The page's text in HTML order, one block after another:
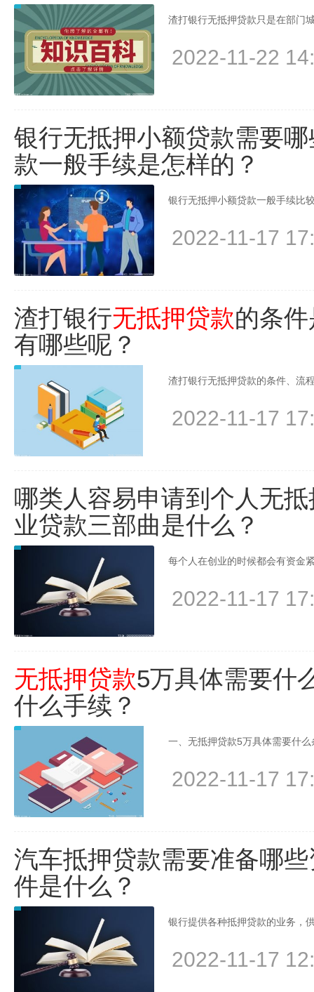
渣打银行无抵押贷款只是在部门
2022-11-22
银行无抵押小额贷款需要
款一般手续是怎样的？
银行无抵押小额贷款一般手续比
2022-11-17
渣打银行无抵押贷款的条
有哪些呢？
渣打银行无抵押贷款的条件、流
2022-11-17
哪类人容易申请到个人无
业贷款三部曲是什么？
每个人在创业的时候都会有资金
2022-11-17
无抵押贷款5万具体需要什
什么手续？
一、无抵押贷款5万具体需要什
2022-11-17
汽车抵押贷款需要准备哪
件是什么？
银行提供各种抵押贷款的业务，
2022-11-17